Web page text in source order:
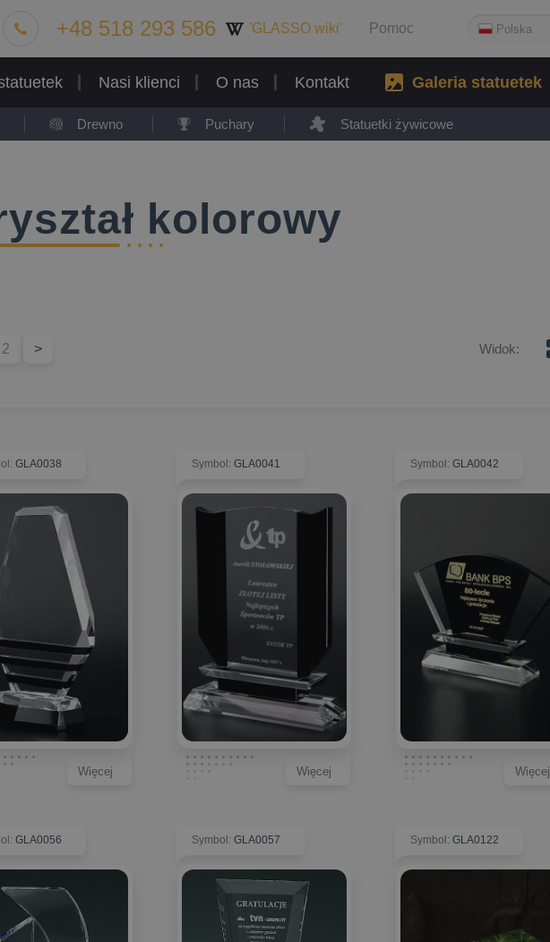
+48 518 293 586 'GLASSO wiki' Pomoc Polska
Nasi klienci O nas Kontakt Galeria statuetek
Drewno Puchary Statuetki żywicowe
kolorowy
2 > Widok:
: GLA0038
Więcej
Symbol : GLA0041
Więcej
Symbol : GLA0042
Więcej
: GLA0056 Symbol: GLA0057 Symbol: GLA0122